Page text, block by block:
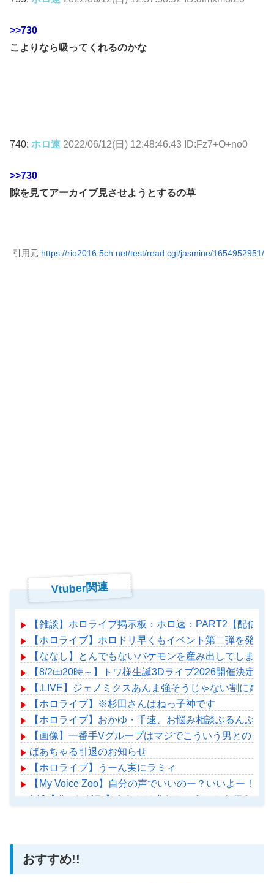
>>730
こよりなら吸ってくれるのかな
740: ホロ速 2022/06/12(日) 12:48:46.43 ID:Fz7+O+no0
>>730
隙を見てアーカイブ見させようとするの草
引用元:https://rio2016.5ch.net/test/read.cgi/jasmine/1654952951/
Vtuber関連
【雑談】ホロライブ掲示板：ホロ速：PART2【配信実
【ホロライブ】ホロドリ早くもイベント第二弾を発表
【ななし】とんでもないバケモンを産み出してしまっ
【8/2㈯20時～】トワ様生誕3Dライブ2026開催決定！
【.LIVE】ジェノミクスあんま強そうじゃない割に高
【ホロライブ】※杉田さんはねっ子神です
【ホロライブ】おかゆ・千速、お悩み相談ぶるんぶ
【画像】一番手Vグループはマジでこういう男とのコ
ばあちゃる引退のお知らせ
【ホロライブ】うーん実にラミィ
【My Voice Zoo】自分の声でいいのー？いいよー！！
#46【 #ストグラ 】あたちは犬だということを伝えて
おすすめ!!